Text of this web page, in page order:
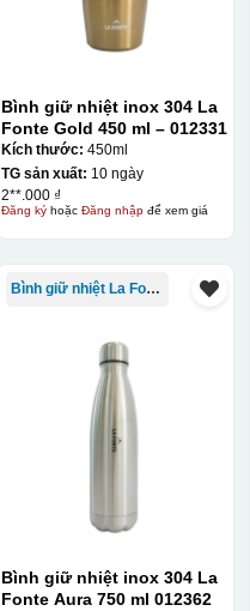
decal lên bát cơm
Bình giữ nhiệt inox 304 La
Fonte Gold 450 ml – 012331
Kích thước: 450ml
TG sản xuất: 10 ngày
2**.000 ₫
Đăng kýhoặc Đăng nhậpđể xem giá
Bình giữ nhiệt La Fonte
Bình giữ nhiệt inox 304 La
Fonte Aura 750 ml 012362